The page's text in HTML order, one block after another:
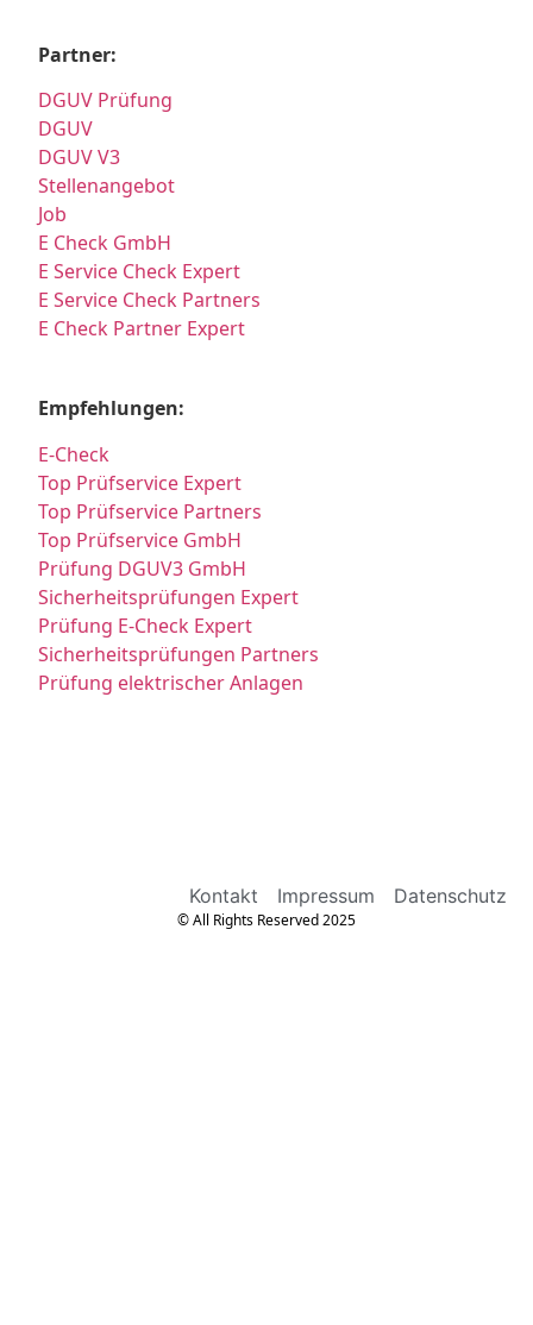
Partner:
DGUV Prüfung
DGUV
DGUV V3
Stellenangebot
Job
E Check GmbH
E Service Check Expert
E Service Check Partners
E Check Partner Expert
Empfehlungen:
E-Check
Top Prüfservice Expert
Top Prüfservice Partners
Top Prüfservice GmbH
Prüfung DGUV3 GmbH
Sicherheitsprüfungen Expert
Prüfung E-Check Expert
Sicherheitsprüfungen Partners
Prüfung elektrischer Anlagen
Kontakt Impressum Datenschutz
© All Rights Reserved 2025